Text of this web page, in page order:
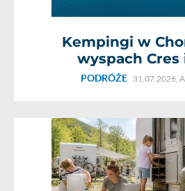
Kempingi w
wyspach Cres
PODRÓŻE 31.07.2026,